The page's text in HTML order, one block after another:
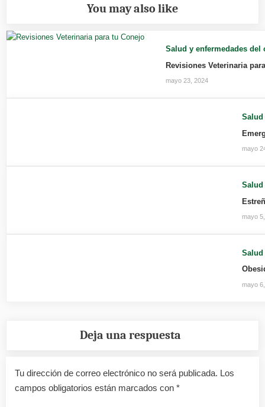
You may also like
Salud y enfermedades del
Revisiones Veterinaria
mayo 23, 2024
Salud
mayo
Salud
mayo
Salud
mayo
Deja una respuesta
Tu dirección de correo electrónico no será publicada. Los
campos obligatorios están marcados con *